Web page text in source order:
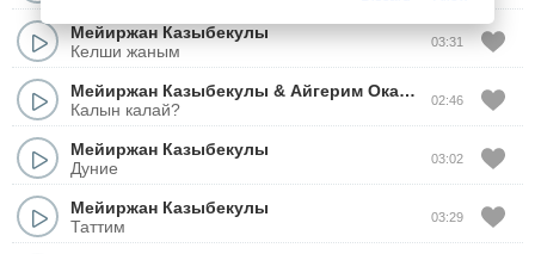
Мейиржан Казыбекулы
Келши жаным
03:31
Мейиржан Казыбекулы & Айгерим Окасова
Калын калай?
02:46
Мейиржан Казыбекулы
Дуние
03:02
Мейиржан Казыбекулы
Таттим
03:29